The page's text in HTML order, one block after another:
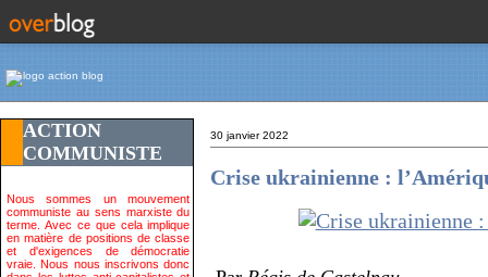
ACTION
COMMUNISTE
Nous sommes un mouvement
communiste au sens marxiste du
terme. Avec ce que cela implique
en matière de positions de classe
et d'exigences de démocratie
vraie. Nous nous inscrivons donc
30 janvier 2022
Crise ukrainienne :